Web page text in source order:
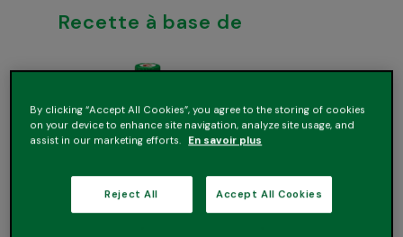
Recette à base de
By clicking “Accept All Cookies”, you agree to the storing of cookies
on your device to enhance site navigation, analyze site usage, and
assist in our marketing efforts. En savoir plus
Reject All Accept All Cookies